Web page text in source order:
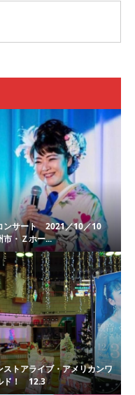
ンサート 2021／10／10
市・Ｚホー...
ストアライブ・アメリカンワ
ド！ 12.3